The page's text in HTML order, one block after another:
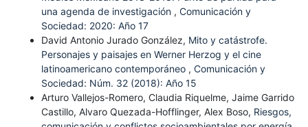
una agenda de investigación , Comunicación y
Sociedad: 2020: Año 17
David Antonio Jurado González, Mito y catástrofe.
Personajes y paisajes en Werner Herzog y el cine
latinoamericano contemporáneo , Comunicación y
Sociedad: Núm. 32 (2018): Año 15
Arturo Vallejos-Romero, Claudia Riquelme, Jaime Garrido
Castillo, Alvaro Quezada-Hofflinger, Alex Boso, Riesgos,